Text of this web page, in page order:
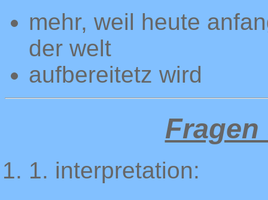
mehr, weil heute
der welt
aufbereitetz wird
1. interpretation: